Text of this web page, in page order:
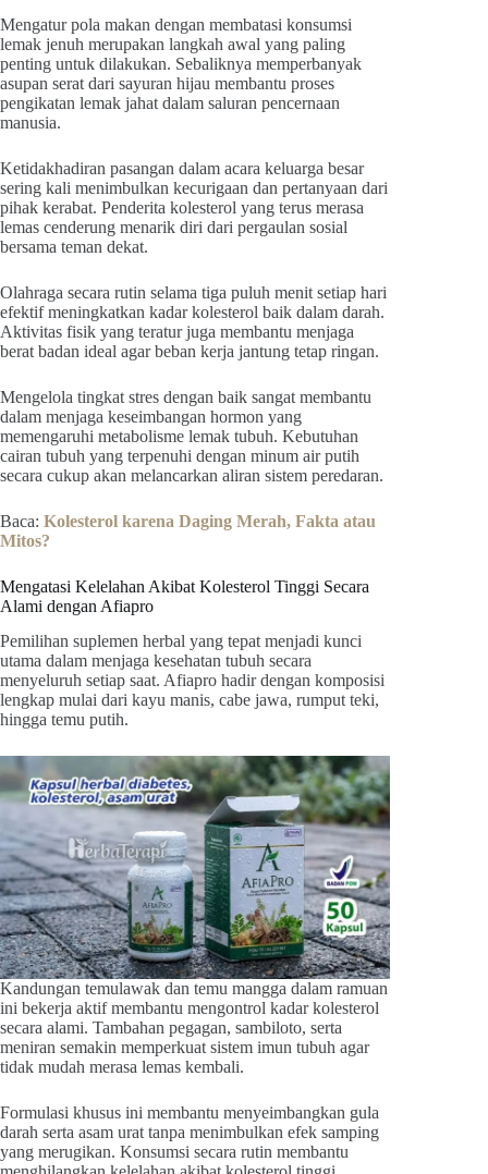
Mengatur pola makan dengan membatasi konsumsi
lemak jenuh merupakan langkah awal yang paling
penting untuk dilakukan. Sebaliknya memperbanyak
asupan serat dari sayuran hijau membantu proses
pengikatan lemak jahat dalam saluran pencernaan
manusia.
Ketidakhadiran pasangan dalam acara keluarga besar
sering kali menimbulkan kecurigaan dan pertanyaan dari
pihak kerabat. Penderita kolesterol yang terus merasa
lemas cenderung menarik diri dari pergaulan sosial
bersama teman dekat.
Olahraga secara rutin selama tiga puluh menit setiap hari
efektif meningkatkan kadar kolesterol baik dalam darah.
Aktivitas fisik yang teratur juga membantu menjaga
berat badan ideal agar beban kerja jantung tetap ringan.
Mengelola tingkat stres dengan baik sangat membantu
dalam menjaga keseimbangan hormon yang
memengaruhi metabolisme lemak tubuh. Kebutuhan
cairan tubuh yang terpenuhi dengan minum air putih
secara cukup akan melancarkan aliran sistem peredaran.
Baca: Kolesterol karena Daging Merah, Fakta atau
Mitos?
Mengatasi Kelelahan Akibat Kolesterol Tinggi Secara
Alami dengan Afiapro
Pemilihan suplemen herbal yang tepat menjadi kunci
utama dalam menjaga kesehatan tubuh secara
menyeluruh setiap saat. Afiapro hadir dengan komposisi
lengkap mulai dari kayu manis, cabe jawa, rumput teki,
hingga temu putih.
Kandungan temulawak dan temu mangga dalam ramuan
ini bekerja aktif membantu mengontrol kadar kolesterol
secara alami. Tambahan pegagan, sambiloto, serta
meniran semakin memperkuat sistem imun tubuh agar
tidak mudah merasa lemas kembali.
Formulasi khusus ini membantu menyeimbangkan gula
darah serta asam urat tanpa menimbulkan efek samping
yang merugikan. Konsumsi secara rutin membantu